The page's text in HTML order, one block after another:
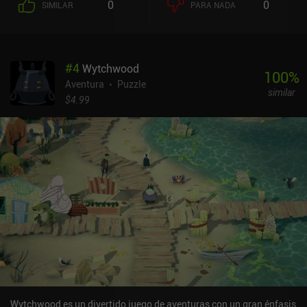
casarse con una princesa y convertirse en rey, la mendiga sin
arrastrando cartas de nuestro inventario para ver cuáles se
adaptan a la situación. Algunas de estas interacciones entre el
entorno y nuestras cartas siguen una lógica común, mientras que
objetos se añaden como cartas adicionales a nuestro inventario, lo
que aumenta el número de interacciones posibles. De hecho, el
juego hace mucho hincapié en experimentar aplicando cada carta
a cada lugar para ver cómo afecta a la historia. Dicho esto, no hay
muchos finales diferentes, así que una vez que hemos terminado el
juego un par de veces, hay pocos incentivos para volver a jugarlo.
Sólo los jugadores más entregados intentarán desbloquear todas
las combinaciones de cartas posibles. Pilgrims se puede probar
gratis, con un iAP de 1,99 $ para desbloquear el juego completo.
SIMILAR 0 PARA NADA 0
#4Wytchwood
Aventura
Puzzle
$4.99
100%
similar
Wytchwood es un divertido juego de aventuras con un gran énfasis